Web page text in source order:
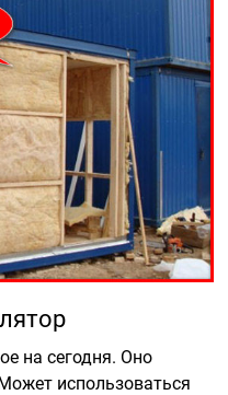
на сегодня. Оно
использоваться